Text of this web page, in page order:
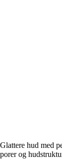
Glattere hud med
porer og